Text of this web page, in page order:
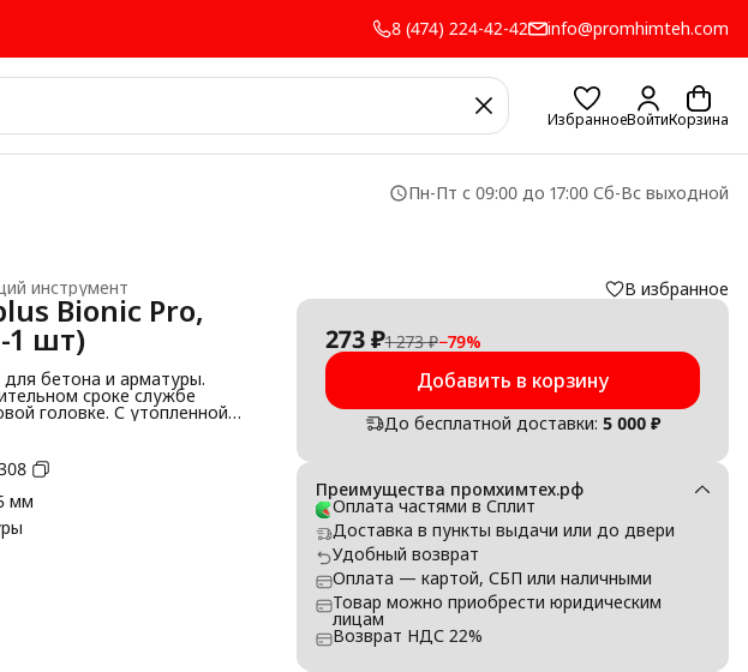
8 (474) 224-42-42 info@promhimteh.com
ИзбранноеВойтиКорзина
Пн-Пт с 09:00 до 17:00 Сб-Вс выходной
инструмент
Bionic Pro,
1 шт)
бетона и арматуры.
сроке службе
головке. С утопленной
максимальной
и энергичного
продвижение в материале
режущей
Twinmax для
пыли и минимального
отверстий. Слабая
пользователя. Особая
сколов благодаря
мм
В избранное
273 ₽1 273 ₽−79%
Добавить в корзину
До бесплатной доставки: 5 000 ₽
Преимущества промхимтех.рф
Оплата частями в Сплит
Доставка в пункты выдачи или до двери
Удобный возврат
Оплата — картой, СБП или наличными
Товар можно приобрести юридическим
лицам
Возврат НДС 22%